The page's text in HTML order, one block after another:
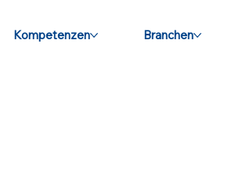
Kompetenzen Branchen